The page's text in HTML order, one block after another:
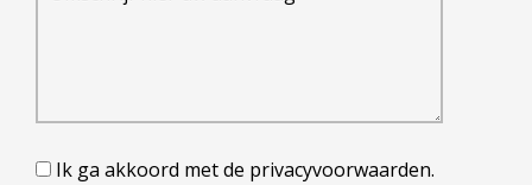
Ik ga akkoord met de privacyvoorwaarden.